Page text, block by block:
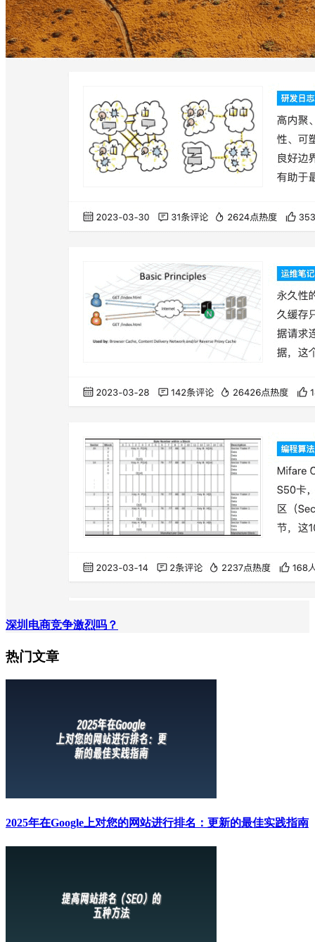
深圳电商竞争激烈吗？
热门文章
2025年在Google上对您的网站进行排名：更新的最佳实践指南